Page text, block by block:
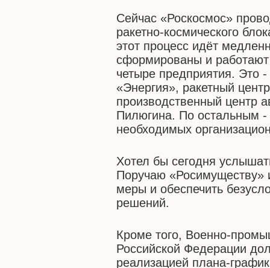
Сейчас «Роскосмос»
ракетно-космического
этот процесс идёт
сформированы и работают
четыре предприятия. Это
«Энергия», ракетный
производственный центр
Пилюгина. По остальным -
необходимых
Хотел бы сегодня
Поручаю «Росимуществу»
меры и обеспечить
решений.
Кроме того, Военно-
Российской Федерации
реализацией плана-